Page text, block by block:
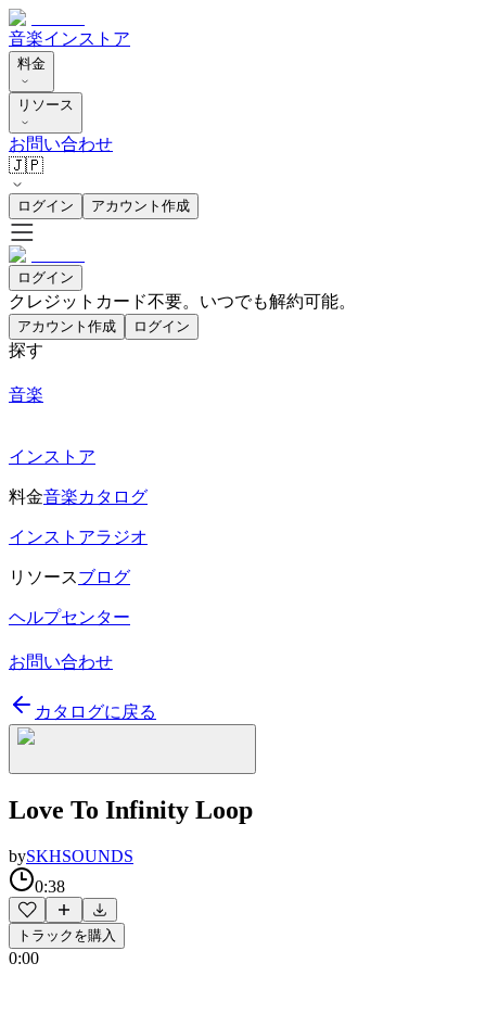
音楽インストア
料金
リソース
お問い合わせ
🇯🇵
ログイン アカウント作成
ログイン
クレジットカード不要。いつでも解約可能。
アカウント作成 ログイン
探す
音楽
インストア
料金音楽カタログ
インストアラジオ
リソースブログ
ヘルプセンター
お問い合わせ
カタログに戻る
Love To Infinity Loop
bySKHSOUNDS
0:38
トラックを購入
0:00